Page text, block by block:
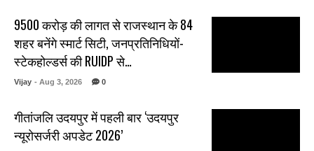
₹9500 करोड़ की लागत से राजस्थान के 84
शहर बनेंगे स्मार्ट सिटी, जनप्रतिनिधियों-
स्टेकहोल्डर्स की RUIDP से…
Vijay - Aug 3, 2026 0
गीतांजलि उदयपुर में पहली बार ‘उदयपुर
न्यूरोसर्जरी अपडेट 2026’